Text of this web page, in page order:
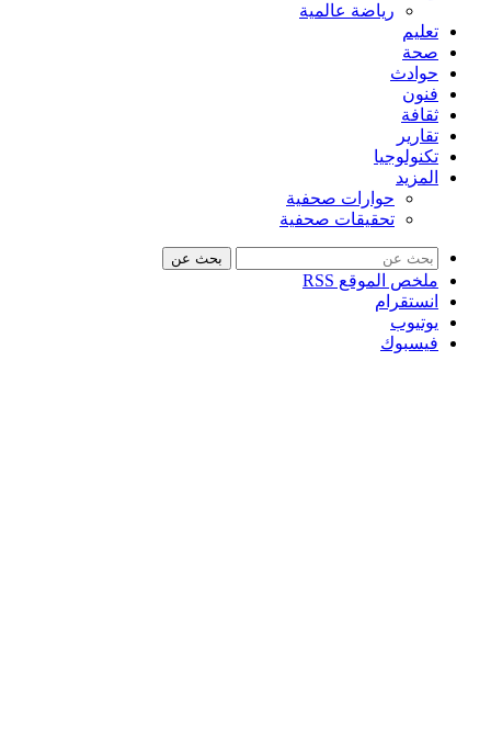
رياضة عالمية
تعليم
صحة
حوادث
فنون
ثقافة
تقارير
تكنولوجيا
المزيد
حوارات صحفية
تحقيقات صحفية
بحث عن
ملخص الموقع RSS
انستقرام
يوتيوب
فيسبوك